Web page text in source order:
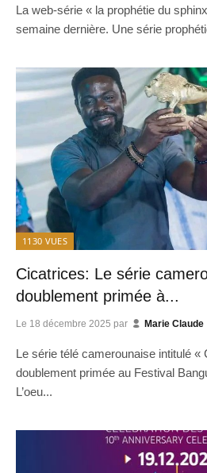
La web-série « la prophétie du
semaine dernière. Une série
1130 VUES
Cicatrices: Le série
doublement primée à...
Le 18 décembre 2025 par Marie Claude
Le série télé camerounaise intitulé «
doublement primée au Festival
L’oeu...